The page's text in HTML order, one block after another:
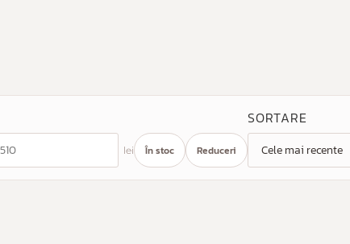
Preț maxim lei În stoc Reduceri
SORTARE